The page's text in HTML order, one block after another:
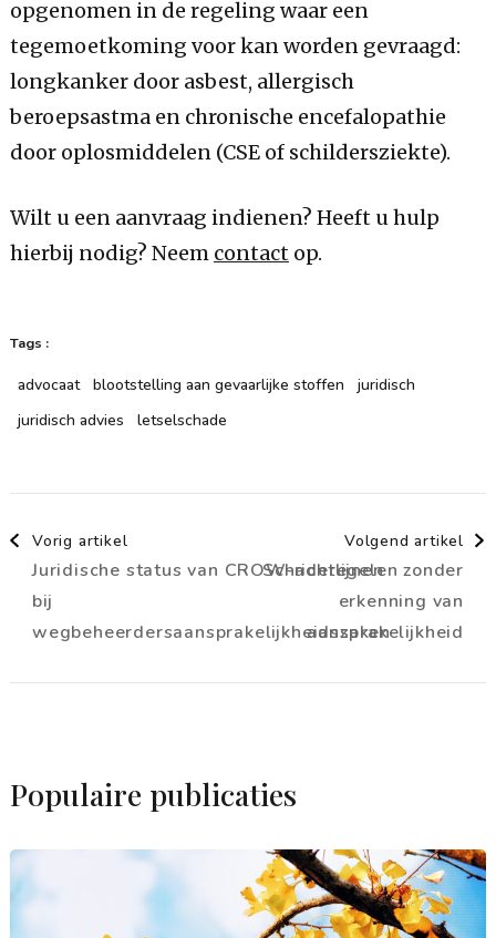
opgenomen in de regeling waar een
tegemoetkoming voor kan worden gevraagd:
longkanker door asbest, allergisch
beroepsastma en chronische encefalopathie
door oplosmiddelen (CSE of schildersziekte).
Wilt u een aanvraag indienen? Heeft u hulp
hierbij nodig? Neem contactop.
Tags :
advocaat blootstelling aan gevaarlijke stoffen
juridisch
juridisch advies
letselschade
Berichtnavigatie
Vorig artikel
Juridische status van CROW-richtlijnen
bij
wegbeheerdersaansprakelijkheidszaken
Volgend artikel
Schaderegelen zonder
erkenning van
aansprakelijkheid
Populaire publicaties